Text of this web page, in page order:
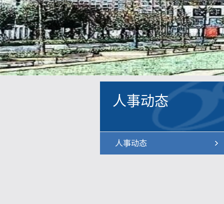
人事动态
人事动态